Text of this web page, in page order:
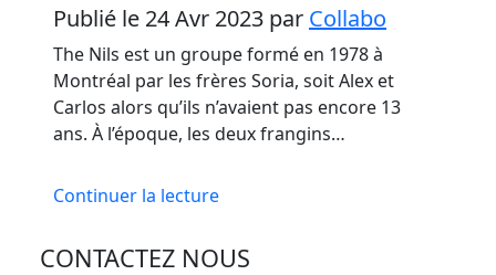
Publié le 24 Avr 2023 par Collabo
The Nils est un groupe formé en 1978 à
Montréal par les frères Soria, soit Alex et
Carlos alors qu’ils n’avaient pas encore 13
ans. À l’époque, les deux frangins…
Continuer la lecture
CONTACTEZ NOUS